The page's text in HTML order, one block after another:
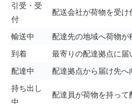
引受・受
付
配送会社が荷物を受け
輸送中
配達先の地域へ荷物が
到着
最寄りの配達拠点に届
配達中
配達拠点から届け先へ
持ち出し
中
配達員が荷物を持って